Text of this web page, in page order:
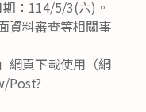
：114/5/3(六)。
資料審查等相關事
網頁下載使用（網
Post?